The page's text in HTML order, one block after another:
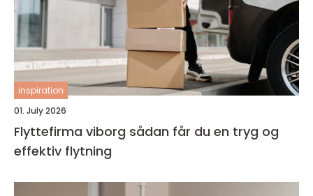
inspiration
01. July 2026
Flyttefirma viborg sådan får du en tryg og
effektiv flytning